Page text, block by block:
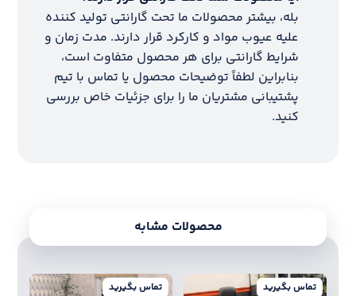
بله، بیشتر محصولات ما تحت گارانتی تولید کننده
علیه عیوب مواد و کارکرد قرار دارند. مدت زمان و
شرایط گارانتی برای هر محصول متفاوت است،
بنابراین لطفاً توضیحات محصول یا تماس با تیم
پشتیبانی مشتریان ما را برای جزئیات خاص بررسی
کنید.
محصولات مشابه
تماس بگیرید تماس بگیرید